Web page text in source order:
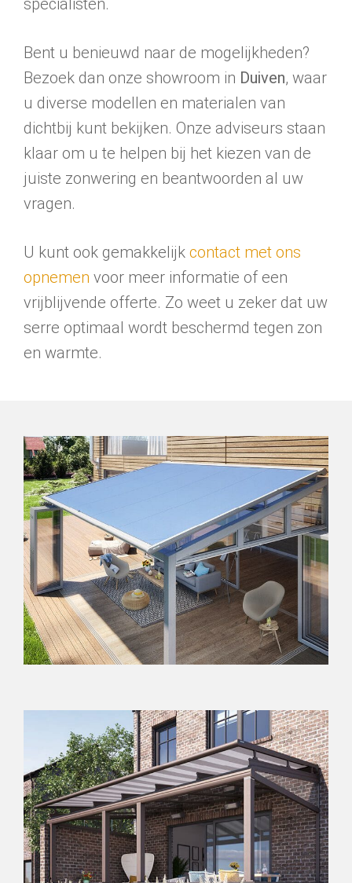
specialisten.
Bent u benieuwd naar de mogelijkheden?
Bezoek dan onze showroom in Duiven, waar
u diverse modellen en materialen van
dichtbij kunt bekijken. Onze adviseurs staan
klaar om u te helpen bij het kiezen van de
juiste zonwering en beantwoorden al uw
vragen.
U kunt ook gemakkelijk contact met ons
opnemen voor meer informatie of een
vrijblijvende offerte. Zo weet u zeker dat uw
serre optimaal wordt beschermd tegen zon
en warmte.